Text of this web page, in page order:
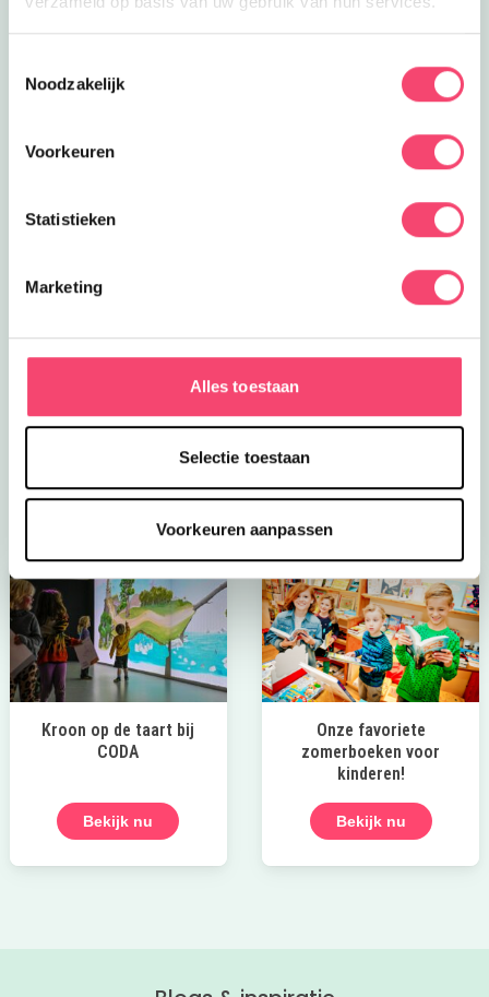
Noodzakelijk
Voorkeuren
Statistieken
Marketing
Alles toestaan
Selectie toestaan
Voorkeuren aanpassen
Nog een paar weken vakantie! Daar halen we nog
even alles uit wat er in zit in Haarlem e.o. Van
acrobatiekworkshop tot creatieve familiedag en meer:
Bekijk
Kroon op de taart bij
CODA
Bekijk nu
Onze favoriete
zomerboeken voor
kinderen!
Bekijk nu